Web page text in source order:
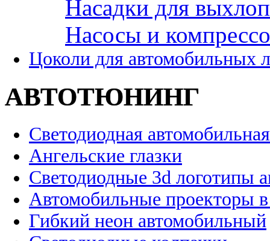
Насадки для
Насосы и
Цоколи для автомобильных
АВТОТЮНИНГ
Светодиодная
Ангельские глазки
Светодиодные 3d логотипы
Автомобильные проекторы
Гибкий неон автомобильный